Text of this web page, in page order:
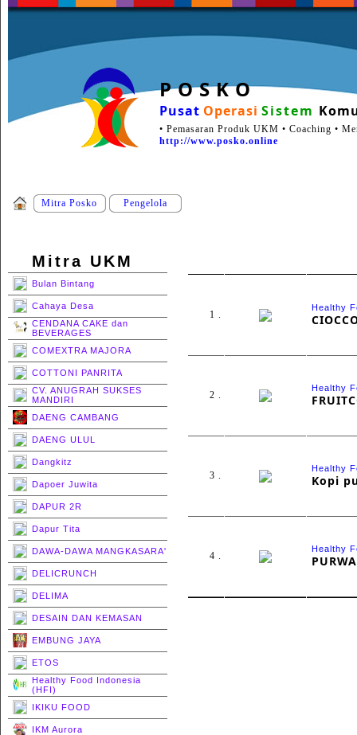
P O S K O
Pusat Operasi Sistem
• Pemasaran Produk UKM • Coaching •
http://www.posko.online
Mitra Posko Pengelola
Mitra UKM
Bulan Bintang
Cahaya Desa
CENDANA CAKE dan
BEVERAGES
COMEXTRA MAJORA
COTTONI PANRITA
CV. ANUGRAH SUKSES
MANDIRI
DAENG CAMBANG
DAENG ULUL
Dangkitz
Dapoer Juwita
DAPUR 2R
Dapur Tita
DAWA-DAWA MANGKASARA'
DELICRUNCH
DELIMA
DESAIN DAN KEMASAN
EMBUNG JAYA
ETOS
Healthy Food Indonesia
(HFI)
IKIKU FOOD
IKM Aurora
1 .
Healthy
2 .
Healthy
3 .
Healthy
Kopi
4 .
Healthy